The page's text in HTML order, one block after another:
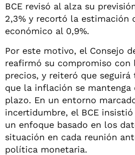
BCE revisó al alza su
2,3% y recortó la estimación
económico al 0,9%.
Por este motivo, el Consejo
reafirmó su compromiso con
precios, y reiteró que seguirá
que la inflación se mantenga
plazo. En un entorno
incertidumbre, el BCE
un enfoque basado en los
situación en cada reunión
política monetaria.